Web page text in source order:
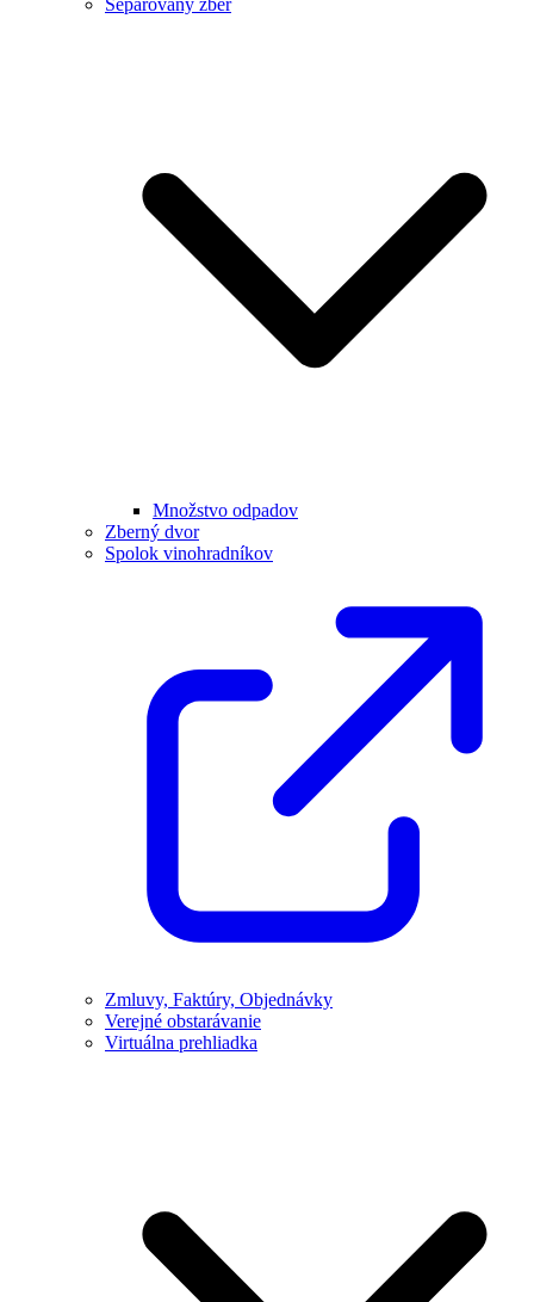
Separovaný zber
Množstvo odpadov
Zberný dvor
Spolok vinohradníkov
Zmluvy, Faktúry, Objednávky
Verejné obstarávanie
Virtuálna prehliadka